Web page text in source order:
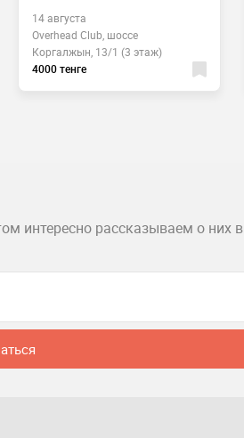
14 августа
Overhead Club, шоссе
Коргалжын, 13/1 (3 этаж)
4000 тенге
интересно рассказываем о них в